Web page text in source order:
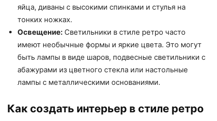
яйца, диваны с высокими спинками и стулья на
тонких ножках.
Освещение: Светильники в стиле ретро часто
имеют необычные формы и яркие цвета. Это могут
быть лампы в виде шаров, подвесные светильники с
абажурами из цветного стекла или настольные
лампы с металлическими основаниями.
Как создать интерьер в стиле ретро